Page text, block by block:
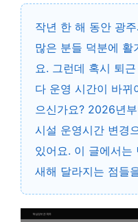
작년 한 해 동안 광
많은 분들 덕분에 활
요. 그런데 혹시 퇴
다 운영 시간이 바뀌
으신가요? 2026년
시설 운영시간 변경
있어요. 이 글에서는
새해 달라지는 점들